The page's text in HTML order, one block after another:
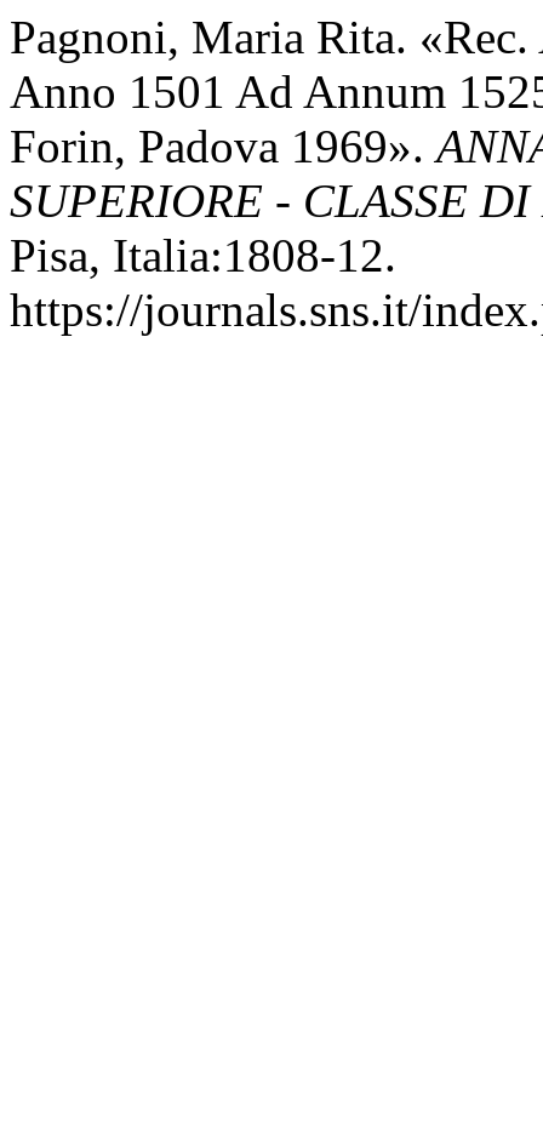
Pagnoni, Maria Rita.
Anno 1501 Ad Annum
Forin, Padova 1969».
SUPERIORE - CLASSE
Pisa, Italia:1808-12.
https://journals.sns.it/